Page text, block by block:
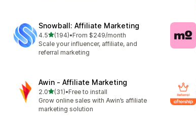
Snowball: Affiliate Marketing
4.55つ星中
(194)
合計レビュー数：194件
•From $249/month
Scale your influencer, affiliate, and
referral marketing
Awin ‑ Affiliate Marketing
2.05つ星中
(31)
合計レビュー数：31件
•Free to install
Grow online sales with Awin’s affiliate
marketing solution